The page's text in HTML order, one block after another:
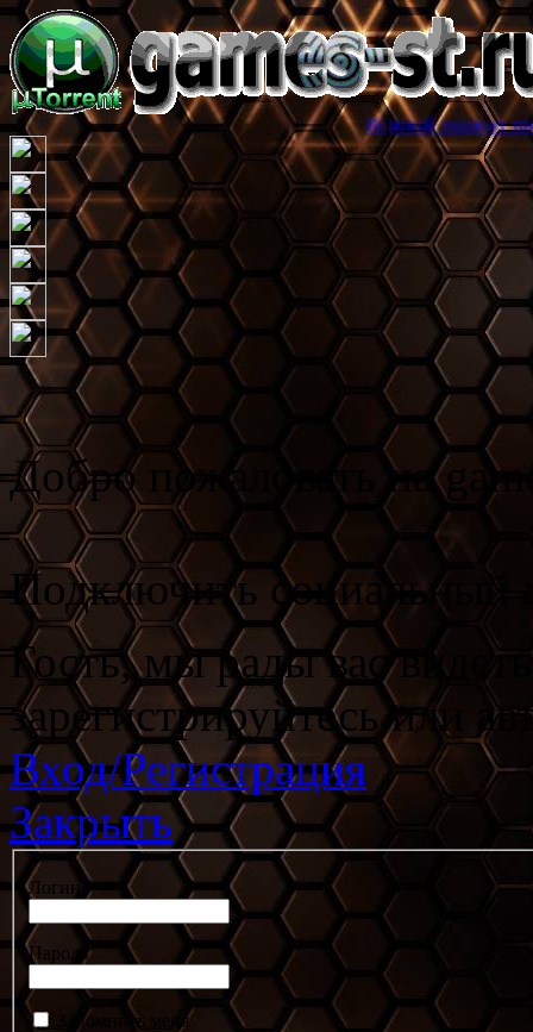
Игровой торрент трекер games-
Добро пожаловать на
Подключить социальный
Гость, мы рады вас
зарегистрируйтесь или
Вход/Регистрация
Закрыть
Логин
Пароль
Запомнить меня